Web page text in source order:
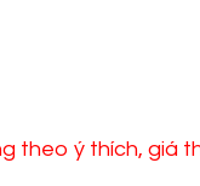
theo ý thích, giá